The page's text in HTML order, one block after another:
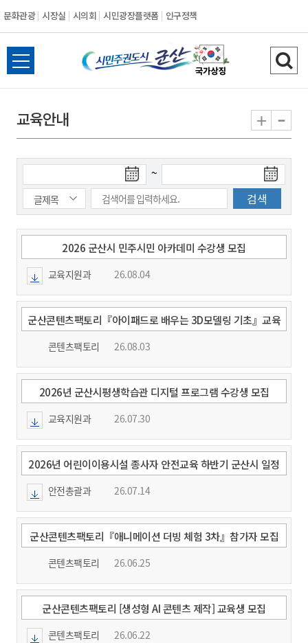
문화관광 시장실 시의회 시민광장플랫폼 인구정책
시
민
권
도
시
군
산
전
체
뉴
열
검
색
기
교육안내 + -
색
시
일
~
색
종
일
2026 군산시 민주시민 아카데미 수강생 모집
교육지원과 26.08.04
군산콘텐츠팩토리『아이패드로 배우는 3D모델링 기초』교육
생 모집
콘텐츠팩토리 26.08.03
2026년 군산시평생학습관 디지털 프로그램 수강생 모집
교육지원과 26.07.30
2026년 어린이이용시설 종사자 안전교육 하반기 군산시 일정
알림
안전총괄과 26.07.14
군산콘텐츠팩토리『애니메이션 더빙 체험 3차』참가자 모집
콘텐츠팩토리 26.06.25
군산콘텐츠팩토리 [생성형 AI 콘텐츠 제작] 교육생 모집
콘텐츠팩토리 26.06.22